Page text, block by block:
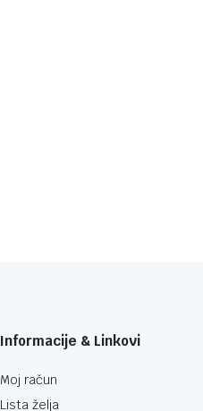
Informacije & Linkovi
Moj račun
Lista želja